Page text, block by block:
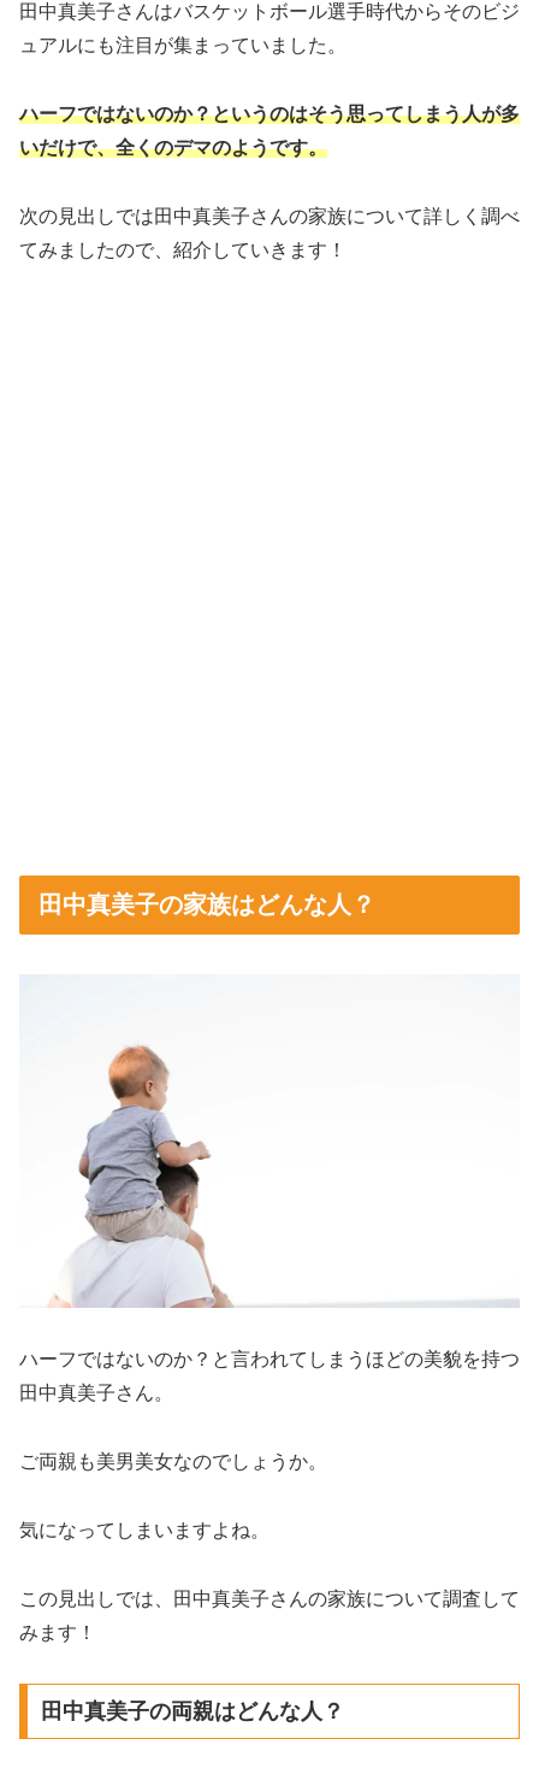
田中真美子さんはバスケットボール選手時代からそのビジ
ュアルにも注目が集まっていました。
ハーフではないのか？というのはそう思ってしまう人が多
いだけで、全くのデマのようです。
次の見出しでは田中真美子さんの家族について詳しく調べ
てみましたので、紹介していきます！
田中真美子の家族はどんな人？
ハーフではないのか？と言われてしまうほどの美貌を持つ
田中真美子さん。
ご両親も美男美女なのでしょうか。
気になってしまいますよね。
この見出しでは、田中真美子さんの家族について調査して
みます！
田中真美子の両親はどんな人？